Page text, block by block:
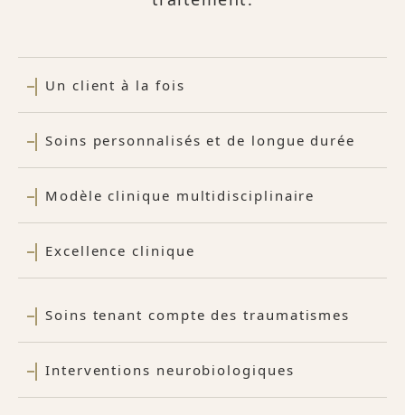
Un client à la fois
Soins personnalisés et de longue durée
Modèle clinique multidisciplinaire
Excellence clinique
Soins tenant compte des traumatismes
Interventions neurobiologiques